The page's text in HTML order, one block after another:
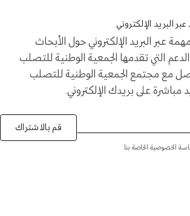
البريد الإلكتروني
عبر البريد الإلكتروني حول الأبحاث
التي تقدمها الجمعية الوطنية للتصلب
مع مجتمع الجمعية الوطنية للتصلب
مباشرة على بريدك الإلكتروني.
الخصوصية الخاصة بنا.
قم بالاشتراك